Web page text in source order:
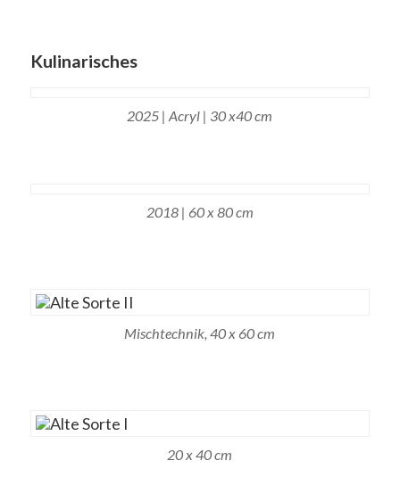
Kulinarisches
2025 | Acryl | 30 x40 cm
2018 | 60 x 80 cm
Mischtechnik, 40 x 60 cm
20 x 40 cm